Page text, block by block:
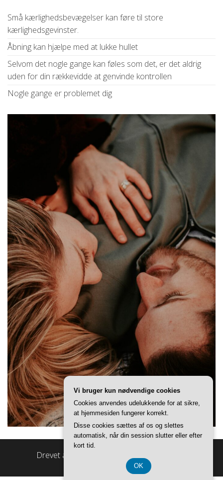
Små kærlighedsbevægelser kan føre til store
kærlighedsgevinster.
Åbning kan hjælpe med at lukke hullet
Selvom det nogle gange kan føles som det, er det aldrig
uden for din rækkevidde at genvinde kontrollen
Nogle gange er problemet dig
Drevet af
Vi bruger kun nødvendige cookies
Cookies anvendes udelukkende for at sikre,
at hjemmesiden fungerer korrekt.
Disse cookies sættes af os og slettes
automatisk, når din session slutter eller efter
kort tid.
OK